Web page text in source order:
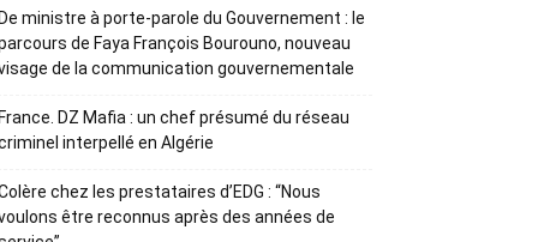
De ministre à porte-parole du Gouvernement : le
de Faya François Bourouno, nouveau
de la communication gouvernementale
France. DZ Mafia : un chef présumé du réseau
interpellé en Algérie
chez les prestataires d’EDG : “Nous
être reconnus après des années de